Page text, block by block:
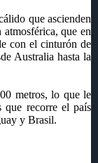
que ascienden
que en
con el cinturón de
Australia hasta la
metros, lo que le
que recorre el país
y Brasil.